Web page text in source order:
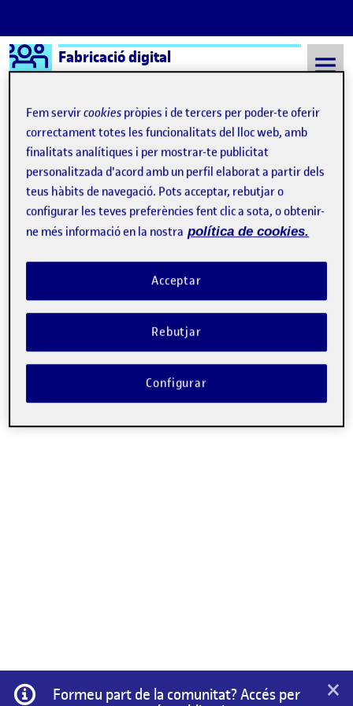
Saltar al contingut
Logo Ágora
Fabricació digital
Semestre 20222 - Aula 1 Fabricació Digital
Fabricació Digital
LLINDAR»
Xavier Jo Rocadembosch
Visibilitat:
Públic-Data de publicació
22 Maig 2023-comentariel L’APRENENTATGE SERVEI AMB
CONTRIBUTION
EL L’APRENENTATGE SERVEI AMB «EL
Informació
Formeu part de la comunitat? Accés per
×
Fem servircookies pròpies i de tercers per poder-te oferir
correctament totes les funcionalitats del lloc web, amb
finalitats analítiques i per mostrar-te publicitat
personalitzada d'acord amb un perfil elaborat a partir dels
teus hàbits de navegació. Pots acceptar, rebutjar o
configurar les teves preferències fent clic a sota, o obtenir-
ne més informació en la nostra política de cookies.
Rebutjar
Acceptar
Configurar